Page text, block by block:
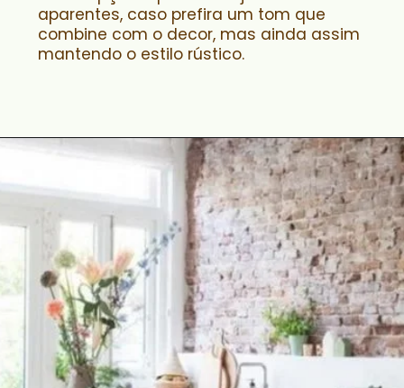
aparentes, caso prefira um tom que
combine com o decor, mas ainda assim
mantendo o estilo rústico.